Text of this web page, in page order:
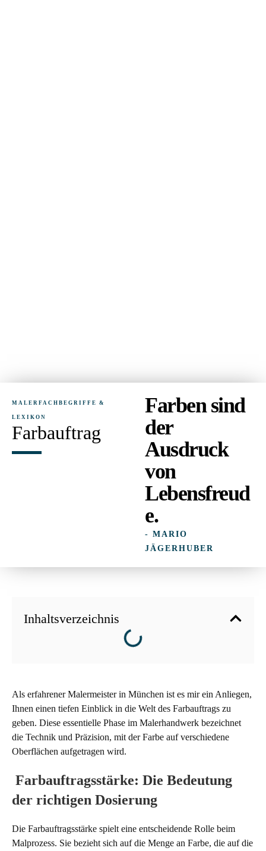
MALERFACHBEGRIFFE &
LEXIKON
Farbauftrag
Farben sind
der
Ausdruck
von
Lebensfreud
e.
- MARIO
JÄGERHUBER
Inhaltsverzeichnis
Als erfahrener Malermeister in München ist es mir ein Anliegen,
Ihnen einen tiefen Einblick in die Welt des Farbauftrags zu
geben. Diese essentielle Phase im Malerhandwerk bezeichnet
die Technik und Präzision, mit der Farbe auf verschiedene
Oberflächen aufgetragen wird.
Farbauftragsstärke: Die Bedeutung
der richtigen Dosierung
Die Farbauftragsstärke spielt eine entscheidende Rolle beim
Malprozess. Sie bezieht sich auf die Menge an Farbe, die auf die